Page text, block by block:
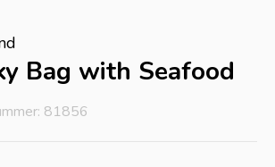
Bag with Seafood
81856